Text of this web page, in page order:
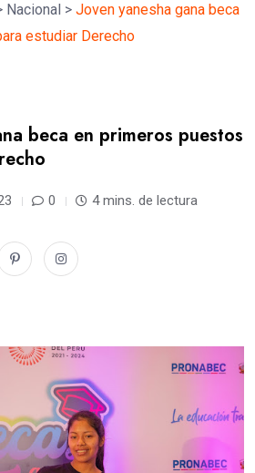
Nacional > Joven yanesha gana beca
estudiar Derecho
beca en primeros puestos
0 4 mins. de lectura